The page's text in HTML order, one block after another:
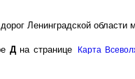
Ленинградской области
Дна странице Карта